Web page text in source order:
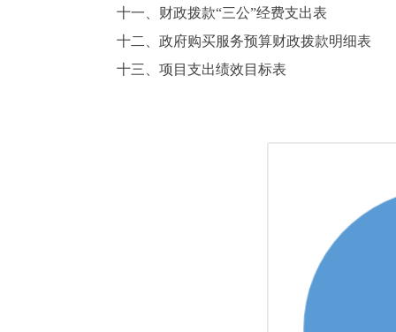
十一、财政拨款“三公”经费支出表
十二、政府购买服务预算财政拨款明细表
十三、项目支出绩效目标表